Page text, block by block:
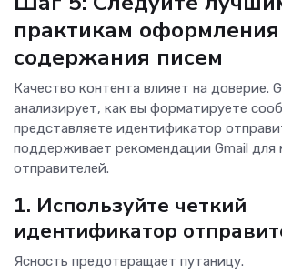
практикам
содержания писем
Качество контента влияет на доверие.
анализирует, как вы форматируете
представляете идентификатор
поддерживает рекомендации Gmail для
отправителей.
1. Используйте четкий
идентификатор
Ясность предотвращает путаницу.